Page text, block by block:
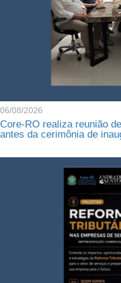
06/08/2026
Core-RO realiza reunião
antes da cerimônia de